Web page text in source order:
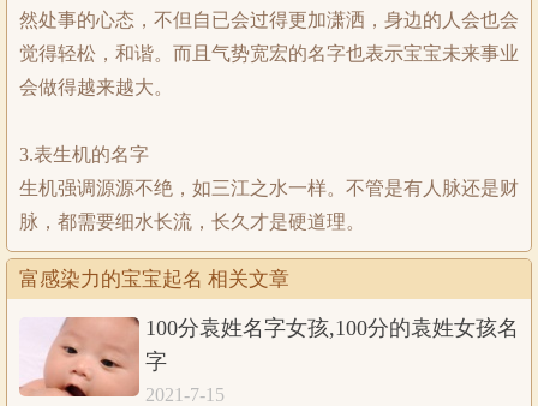
然处事的心态，不但自已会过得更加潇洒，身边的人会也会
觉得轻松，和谐。而且气势宽宏的名字也表示宝宝未来事业
会做得越来越大。
3.表生机的名字
生机强调源源不绝，如三江之水一样。不管是有人脉还是财
脉，都需要细水长流，长久才是硬道理。
富感染力的宝宝起名 相关文章
100分袁姓名字女孩,100分的袁姓女孩名
字
2021-7-15